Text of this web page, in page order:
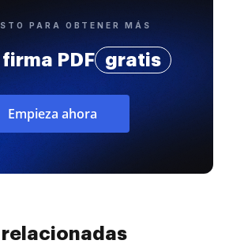
PARA OBTENER MÁS
firma PDF gratis
Empieza ahora
relacionadas